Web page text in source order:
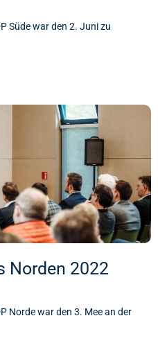
Süde war den 2. Juni zu
Norden 2022
Norde war den 3. Mee an der